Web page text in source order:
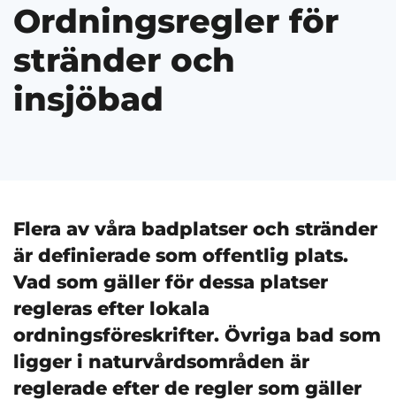
Ordningsregler för
stränder och
insjöbad
Flera av våra badplatser och stränder
är definierade som offentlig plats.
Vad som gäller för dessa platser
regleras efter lokala
ordningsföreskrifter. Övriga bad som
ligger i naturvårdsområden är
reglerade efter de regler som gäller